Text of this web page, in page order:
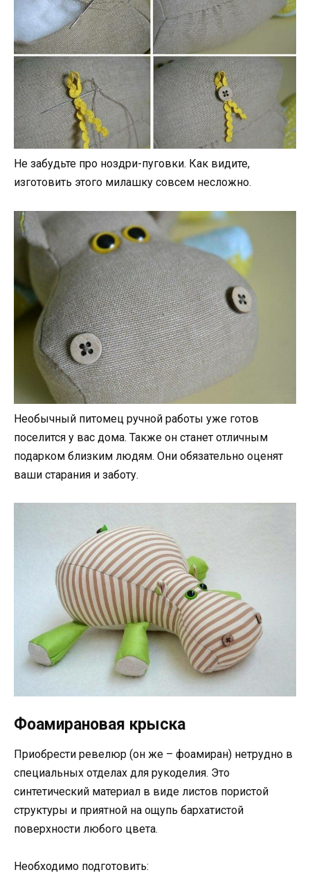
Не забудьте про ноздри-пуговки. Как видите,
изготовить этого милашку совсем несложно.
Необычный питомец ручной работы уже готов
поселится у вас дома. Также он станет отличным
подарком близким людям. Они обязательно оценят
ваши старания и заботу.
Фоамирановая крыска
Приобрести ревелюр (он же – фоамиран) нетрудно в
специальных отделах для рукоделия. Это
синтетический материал в виде листов пористой
структуры и приятной на ощупь бархатистой
поверхности любого цвета.
Необходимо подготовить: